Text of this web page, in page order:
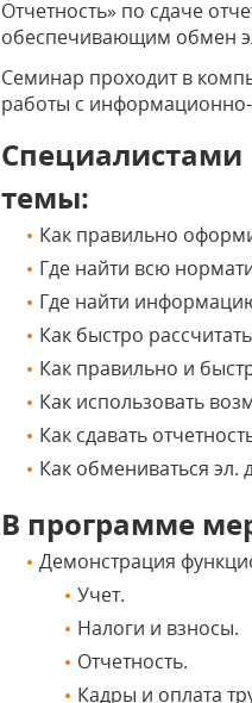
Отчетность» по сдаче
обеспечивающим обмен
Семинар проходит в
работы с
Специалистами
темы:
Как правильно
Где найти всю
Где найти
Как быстро
Как правильно и
Как использовать
Как сдавать
Как обмениваться эл.
В программе
Демонстрация
Учет.
Налоги и взносы.
Отчетность.
Кадры и оплата